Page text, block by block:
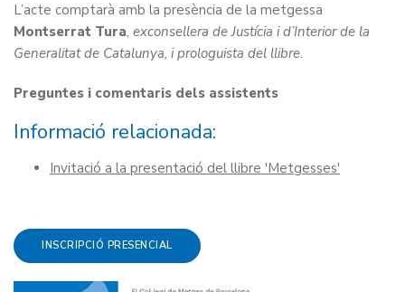
L’acte comptarà amb la presència de la metgessa
Montserrat Tura, exconsellera de Justícia i d’Interior de la
Generalitat de Catalunya, i prologuista del llibre.
Preguntes i comentaris dels assistents
Informació relacionada:
Invitació a la presentació del llibre 'Metgesses'
INSCRIPCIÓ PRESENCIAL